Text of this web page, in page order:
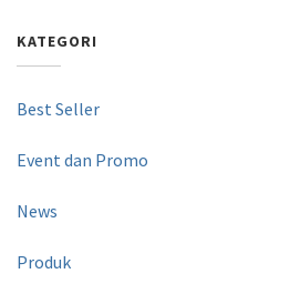
KATEGORI
Best Seller
Event dan Promo
News
Produk